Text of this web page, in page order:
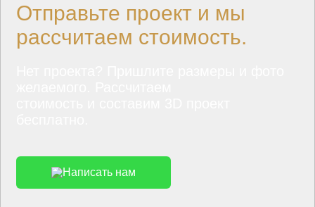
Отправьте проект и мы
рассчитаем стоимость.
Написать нам